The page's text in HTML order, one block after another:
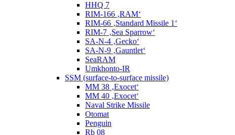
HHQ 7
RIM-166 ‚RAM‘
RIM-66 ‚Standard Missile 1‘
RIM-7 ‚Sea Sparrow‘
SA-N-4 ‚Gecko‘
SA-N-9 ‚Gauntlet‘
SeaRAM
Umkhonto-IR
SSM (surface-to-surface missile)
MM 38 ‚Exocet‘
MM 40 ‚Exocet‘
Naval Strike Missile
Otomat
Penguin
Rb 08